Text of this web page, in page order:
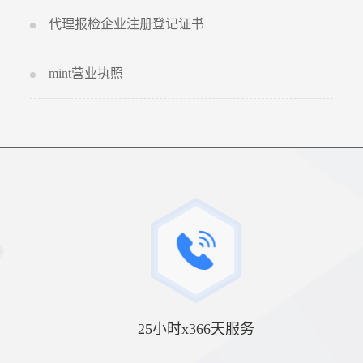
代理报检企业注册登记证书
mint营业执照
25小时x366天服务